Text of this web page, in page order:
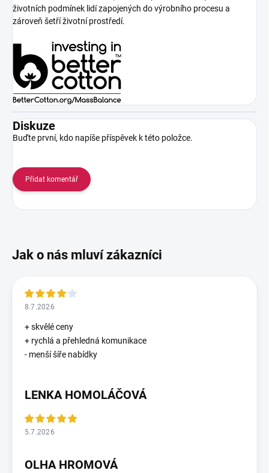
životních podmínek lidí zapojených do výrobního procesu a
zároveň šetří životní prostředí.
Diskuze
Buďte první, kdo napíše příspěvek k této položce.
Přidat komentář
8.7.2026
+ skvělé ceny
+ rychlá a přehledná komunikace
- menší šíře nabídky
LENKA HOMOLÁČOVÁ
5.7.2026
OLHA HROMOVÁ